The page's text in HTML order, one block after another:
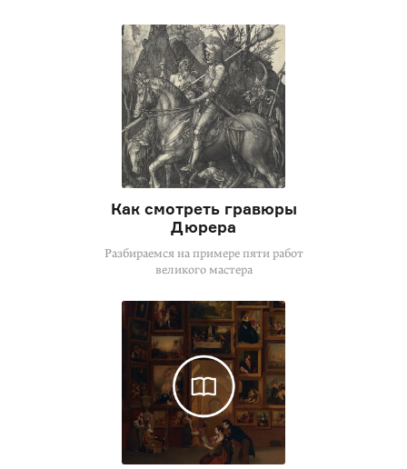
Как смотреть гравюры
Дюрера
Разбираемся на примере пяти работ
великого мастера